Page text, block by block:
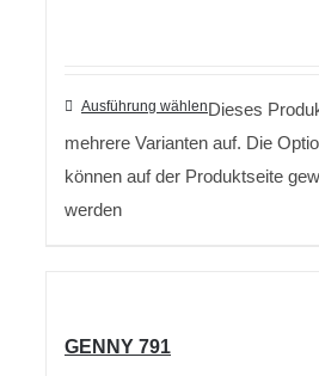
Ausführung wählenDieses
mehrere Varianten auf. Die
können auf der Produktseite
werden
GENNY 791